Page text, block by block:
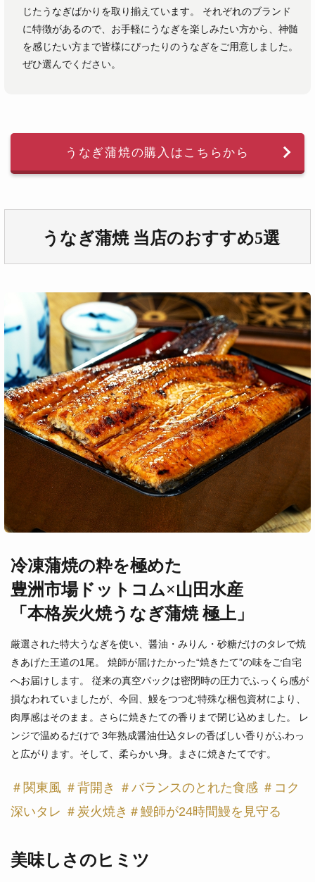
じたうなぎばかりを取り揃えています。 それぞれのブランド
に特徴があるので、お手軽にうなぎを楽しみたい方から、神髄
を感じたい方まで皆様にぴったりのうなぎをご用意しました。
ぜひ選んでください。
うなぎ蒲焼の購入はこちらから
うなぎ蒲焼 当店のおすすめ5選
冷凍蒲焼の粋を極めた
豊洲市場ドットコム×山田水産
「本格炭火焼うなぎ蒲焼 極上」
厳選された特大うなぎを使い、醤油・みりん・砂糖だけのタレで焼
きあげた王道の1尾。 焼師が届けたかった“焼きたて”の味をご自宅
へお届けします。 従来の真空パックは密閉時の圧力でふっくら感が
損なわれていましたが、今回、鰻をつつむ特殊な梱包資材により、
肉厚感はそのまま。さらに焼きたての香りまで閉じ込めました。 レ
ンジで温めるだけで 3年熟成醤油仕込タレの香ばしい香りがふわっ
と広がります。そして、柔らかい身。まさに焼きたてです。
＃関東風 ＃背開き ＃バランスのとれた食感 ＃コク
深いタレ ＃炭火焼き＃鰻師が24時間鰻を見守る
美味しさのヒミツ